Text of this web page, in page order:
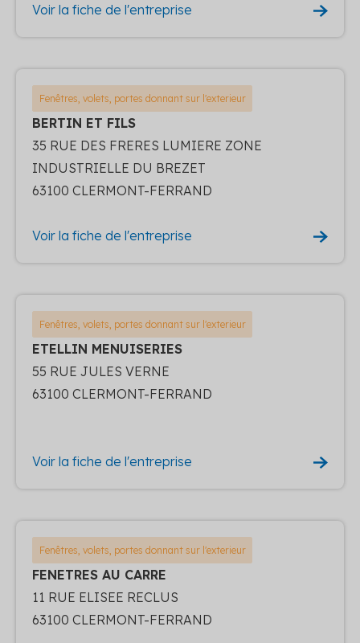
Voir la fiche de l'entreprise
Fenêtres, volets, portes donnant sur l'exterieur
BERTIN ET FILS
35 RUE DES FRERES LUMIERE ZONE
INDUSTRIELLE DU BREZET
63100 CLERMONT-FERRAND
Voir la fiche de l'entreprise
Fenêtres, volets, portes donnant sur l'exterieur
ETELLIN MENUISERIES
55 RUE JULES VERNE
63100 CLERMONT-FERRAND
Voir la fiche de l'entreprise
Fenêtres, volets, portes donnant sur l'exterieur
FENETRES AU CARRE
11 RUE ELISEE RECLUS
63100 CLERMONT-FERRAND